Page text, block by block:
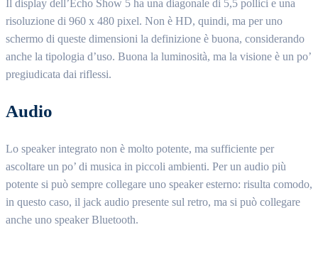
Il display dell’Echo Show 5 ha una diagonale di 5,5 pollici e una
risoluzione di 960 x 480 pixel. Non è HD, quindi, ma per uno
schermo di queste dimensioni la definizione è buona, considerando
anche la tipologia d’uso. Buona la luminosità, ma la visione è un po’
pregiudicata dai riflessi.
Audio
Lo speaker integrato non è molto potente, ma sufficiente per
ascoltare un po’ di musica in piccoli ambienti. Per un audio più
potente si può sempre collegare uno speaker esterno: risulta comodo,
in questo caso, il jack audio presente sul retro, ma si può collegare
anche uno speaker Bluetooth.